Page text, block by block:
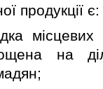
продукцiї є:
на